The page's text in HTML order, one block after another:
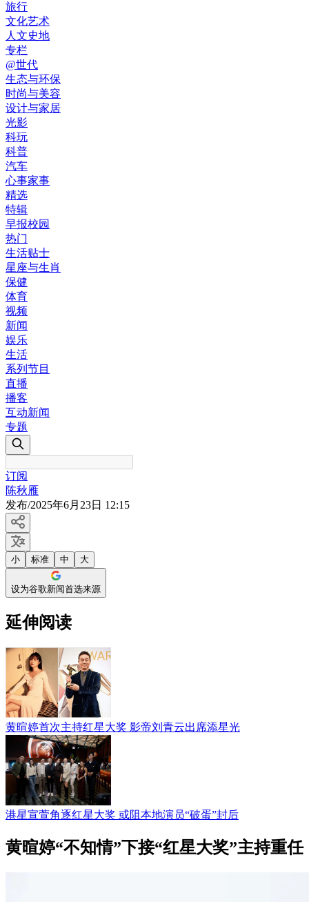
旅行
文化艺术
人文史地
专栏
@世代
生态与环保
时尚与美容
设计与家居
光影
科玩
科普
汽车
心事家事
精选
特辑
早报校园
热门
生活贴士
星座与生肖
保健
体育
视频
新闻
娱乐
生活
系列节目
直播
播客
互动新闻
专题
订阅
陈秋雁
发布/2025年6月23日 12:15
小 标准 中 大
设为谷歌新闻首选来源
延伸阅读
黄暄婷首次主持红星大奖 影帝刘青云出席添星光
港星宣萱角逐红星大奖 或阻本地演员“破蛋”封后
黄暄婷“不知情”下接“红星大奖”主持重任